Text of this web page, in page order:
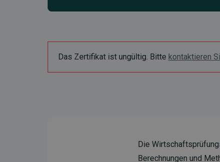
Das Zertifikat ist ungültig. Bitte kontaktieren
Die
Berechnungen und